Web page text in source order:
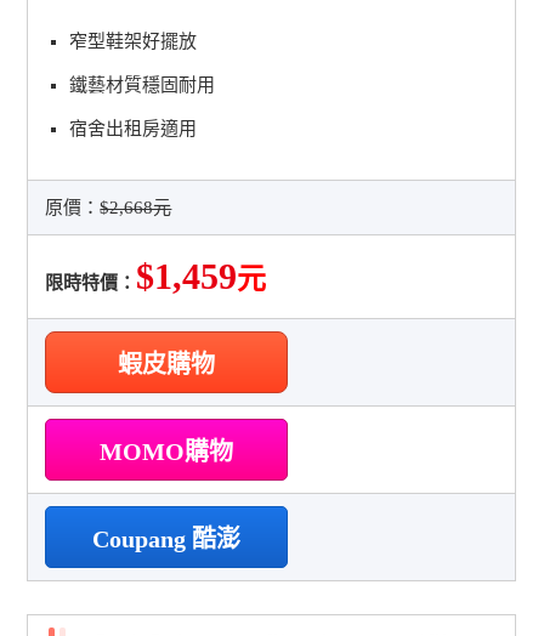
窄型鞋架好擺放
鐵藝材質穩固耐用
宿舍出租房適用
原價：$2,668元
限時特價： $1,459元
蝦皮購物
MOMO購物
Coupang 酷澎